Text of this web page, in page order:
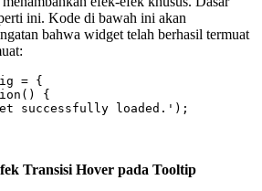
ini. Kode di bawah ini akan
bahwa widget telah berhasil termuat
= {
{
successfully loaded.');
Transisi Hover pada Tooltip